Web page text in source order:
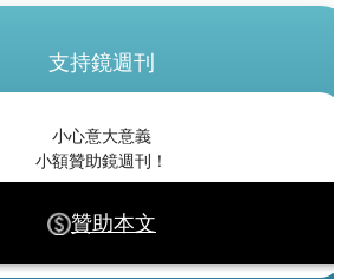
支持鏡週刊
小心意大意義
小額贊助鏡週刊！
贊助本文